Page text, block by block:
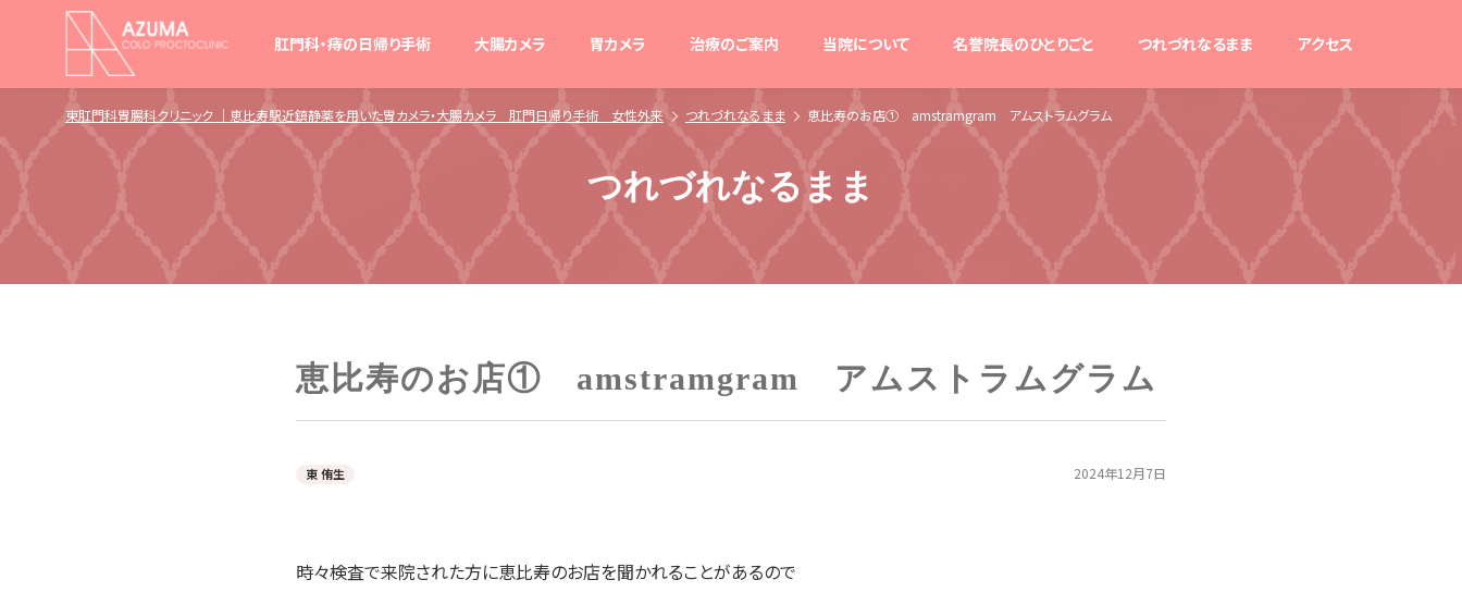
肛門科・痔の日帰り手術 大腸カメラ 胃カメラ 治療のご案内 当院について 名誉院長のひとりごと つれづれなるまま アクセス
東肛門科胃腸科クリニック ｜恵比寿駅近鎮静薬を用いた胃カメラ・大腸カメラ 肛門日帰り手術 女性外来 つれづれなるまま 恵比寿のお店① amstramgram アムストラムグラム
つれづれなるまま
恵比寿のお店① amstramgram アムストラムグラム
東 侑生 2024年12月7日
時々検査で来院された方に恵比寿のお店を聞かれることがあるので